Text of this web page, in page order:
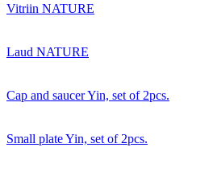
Vitriin NATURE
Laud NATURE
Cap and saucer Yin, set of 2pcs.
Small plate Yin, set of 2pcs.